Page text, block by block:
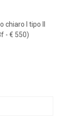
I tipo II
- € 550)